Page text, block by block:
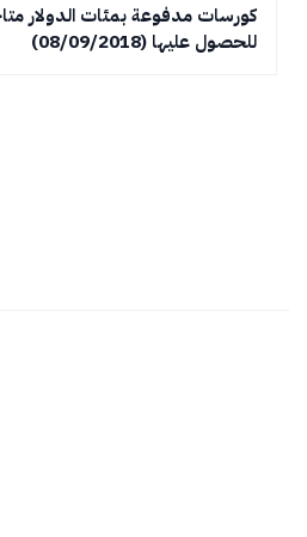
كورسات مدفوعة بمئات الدولار
للحصول عليها (08/09/2018)